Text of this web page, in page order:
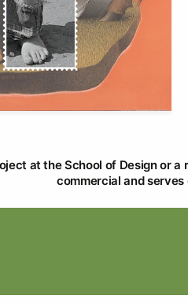
at the School of Design or
commercial and